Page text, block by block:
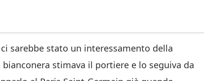
ci sarebbe stato un interessamento della
bianconera stimava il portiere e lo seguiva da